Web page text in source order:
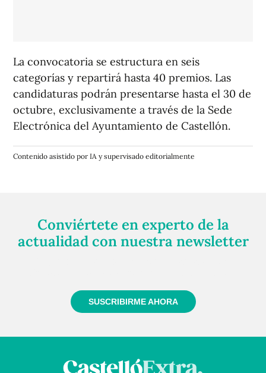
La convocatoria se estructura en seis
categorías y repartirá hasta 40 premios. Las
candidaturas podrán presentarse hasta el 30 de
octubre, exclusivamente a través de la Sede
Electrónica del Ayuntamiento de Castellón.
Contenido asistido por IA y supervisado editorialmente
Conviértete en experto de la
actualidad con nuestra newsletter
SUSCRIBIRME AHORA